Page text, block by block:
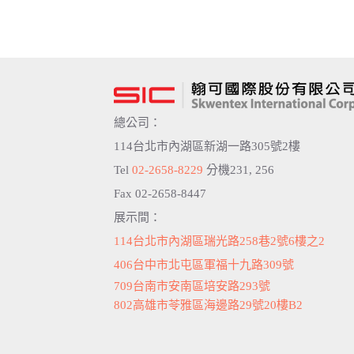
總公司：
114台北市內湖區新湖一路305號2樓
Tel02-2658-8229 分機231, 256
Fax 02-2658-8447
展示間：
114台北市內湖區瑞光路258巷2號6樓之2
406台中市北屯區軍福十九路309號
709台南市安南區培安路293號
802高雄市苓雅區海邊路29號20樓B2